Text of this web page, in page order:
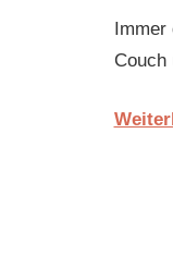
Immer
Couch